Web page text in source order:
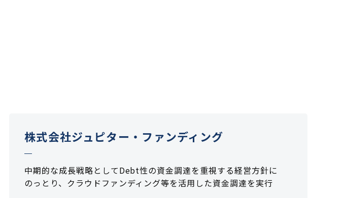
株式会社ジュピター・ファンディング
中期的な成長戦略としてDebt性の資金調達を重視する経営方針に
のっとり、クラウドファンディング等を活用した資金調達を実行